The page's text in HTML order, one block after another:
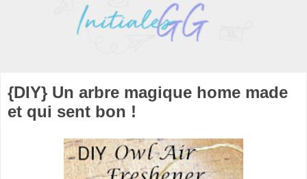
{DIY} Un arbre magique home made
et qui sent bon !